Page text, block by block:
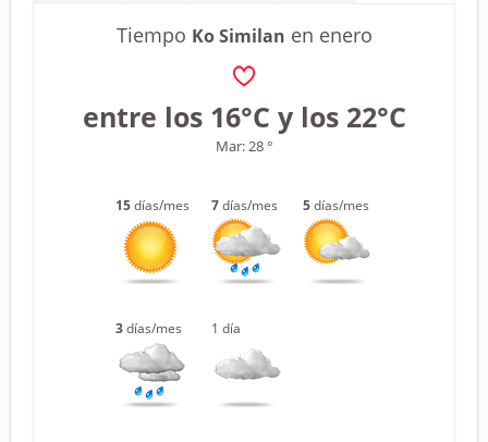
Tiempo Ko Similan en enero
entre los 16°C y los 22°C
Mar: 28 °
15días/mes 7días/mes 5días/mes
3días/mes 1 día